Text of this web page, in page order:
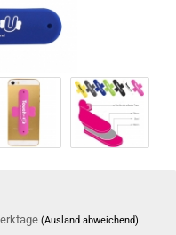
(Ausland abweichend)